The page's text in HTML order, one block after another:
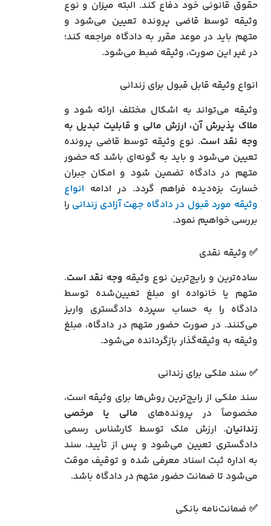
حقوق قانونی خود دفاع کند. البته میزان و نوع
وثیقه توسط قاضی پرونده تعیین می‌شود و
متهم باید در موعد مقرر به دادگاه مراجعه کند؛
در غیر این صورت، وثیقه ضبط می‌شود.
انواع وثیقه قابل قبول برای زندانی
وثیقه می‌تواند به اشکال مختلف ارائه شود و
ملاک پذیرش آن، ارزش مالی و قابلیت تبدیل به
وجه نقد است. نوع وثیقه توسط قاضی پرونده
تعیین می‌شود و باید به گونه‌ای باشد که حضور
متهم در دادگاه تضمین شود و امکان جبران
خسارت بزه‌دیده فراهم گردد. در ادامه انواع
وثیقه مورد قبول در دادگاه جهت آزادی زندانی را
بررسی خواهیم نمود.
✅ وثیقه نقدی
ساده‌ترین و رایج‌ترین نوع وثیقه وجه نقد است.
متهم یا خانواده او مبلغ تعیین‌شده توسط
دادگاه را به حساب سپرده دادگستری واریز
می‌کنند. در صورت حضور متهم در دادگاه، مبلغ
وثیقه به وثیقه‌گذار بازگردانده می‌شود.
✅ سند ملکی برای زندانی
سند ملکی از رایج‌ترین روش‌ها برای وثیقه است،
مخصوصاً در پرونده‌های مالی یا مرخصی
زندانیان. ارزش ملک توسط کارشناس رسمی
دادگستری تعیین می‌شود و پس از تأیید، سند
به اداره ثبت اسناد معرفی شده و توقیف موقت
می‌شود تا ضمانت حضور متهم در دادگاه باشد.
✅ ضمانت‌نامه بانکی